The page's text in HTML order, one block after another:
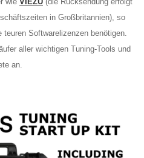
in Großbritannien), so
Softwarelizenzen benötigen.
aller wichtigen Tuning-Tools und
an.